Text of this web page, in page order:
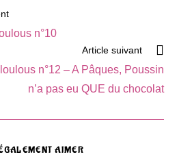
n°10
Article suivant
n°12 – A Pâques, Poussin
n’a pas eu QUE du chocolat
AIMER